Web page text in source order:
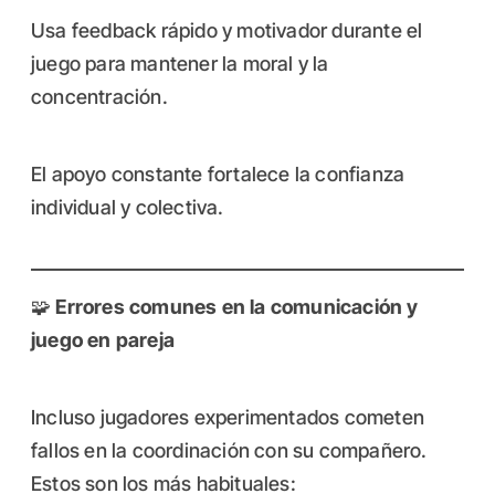
Usa feedback rápido y motivador durante el
juego para mantener la moral y la
concentración.
El apoyo constante fortalece la confianza
individual y colectiva.
🧩Errores comunes en la comunicación y
juego en pareja
Incluso jugadores experimentados cometen
fallos en la coordinación con su compañero.
Estos son los más habituales: